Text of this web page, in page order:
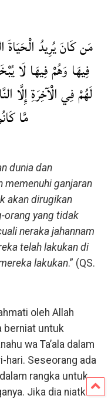
مَن كَانَ يُرِيدُ الْحَيَاةَ
لَهُمْ فِي الْآخِرَةِ إِلَّا
مَّا
dunia dan
memenuhi ganjaran
akan dirugikan
orang yang tidak
neraka jahannam
telah lakukan di
lakukan.” (QS.
oleh Allah
berniat untuk
wa Ta’ala dalam
hari. Seseorang ada
rangka untuk
Jika dia niatkan